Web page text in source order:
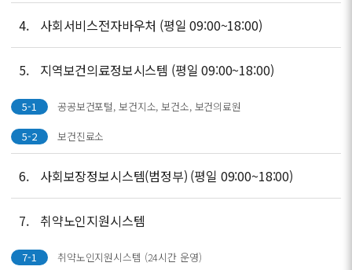
4. 사회서비스전자바우처 (평일 09:00~18:00)
5. 지역보건의료정보시스템 (평일 09:00~18:00)
5-1
공공보건포털, 보건지소, 보건소, 보건의료원
5-2
보건진료소
6. 사회보장정보시스템(범정부) (평일 09:00~18:00)
7. 취약노인지원시스템
7-1
취약노인지원시스템 (24시간 운영)